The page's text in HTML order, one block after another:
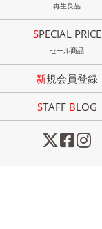
再生良品
SPECIAL PRICE
セール商品
新規会員登録
STAFF BLOG